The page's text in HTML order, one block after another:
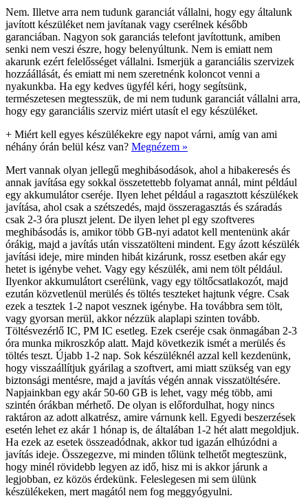
Nem. Illetve arra nem tudunk garanciát vállalni, hogy egy általunk
javított készüléket nem javítanak vagy cserélnek később
garanciában. Nagyon sok garanciás telefont javítottunk, amiben
senki nem veszi észre, hogy belenyúltunk. Nem is emiatt nem
akarunk ezért felelősséget vállalni. Ismerjük a garanciális szervizek
hozzáállását, és emiatt mi nem szeretnénk koloncot venni a
nyakunkba. Ha egy kedves ügyfél kéri, hogy segítsünk,
természetesen megtesszük, de mi nem tudunk garanciát vállalni arra,
hogy egy garanciális szerviz miért utasít el egy készüléket.
+ Miért kell egyes készülékekre egy napot várni, amíg van ami
néhány órán belül kész van? Megnézem »
Mert vannak olyan jellegű meghibásodások, ahol a hibakeresés és
annak javítása egy sokkal összetettebb folyamat annál, mint például
egy akkumulátor cseréje. Ilyen lehet például a ragasztott készülékek
javítása, ahol csak a szétszedés, majd összeragasztás és száradás
csak 2-3 óra pluszt jelent. De ilyen lehet pl egy szoftveres
meghibásodás is, amikor több GB-nyi adatot kell mentenünk akár
órákig, majd a javítás után visszatölteni mindent. Egy ázott készülék
javítási ideje, mire minden hibát kizárunk, rossz esetben akár egy
hetet is igénybe vehet. Vagy egy készülék, ami nem tölt például.
Ilyenkor akkumulátort cserélünk, vagy egy töltőcsatlakozót, majd
ezután közvetlenül merülés és töltés teszteket hajtunk végre. Csak
ezek a tesztek 1-2 napot vesznek igénybe. Ha továbbra sem tölt,
vagy gyorsan merül, akkor nézzük alaplapi szinten tovább.
Töltésvezérlő IC, PM IC esetleg. Ezek cseréje csak önmagában 2-3
óra munka mikroszkóp alatt. Majd következik ismét a merülés és
töltés teszt. Újabb 1-2 nap. Sok készüléknél azzal kell kezdenünk,
hogy visszaállítjuk gyárilag a szoftvert, ami miatt szükség van egy
biztonsági mentésre, majd a javítás végén annak visszatöltésére.
Napjainkban egy akár 50-60 GB is lehet, vagy még több, ami
szintén órákban mérhető. De olyan is előfordulhat, hogy nincs
raktáron az adott alkatrész, amire várnunk kell. Egyedi beszerzések
esetén lehet ez akár 1 hónap is, de általában 1-2 hét alatt megoldjuk.
Ha ezek az esetek összeadódnak, akkor tud igazán elhúzódni a
javítás ideje. Összegezve, mi minden tőlünk telhetőt megteszünk,
hogy minél rövidebb legyen az idő, hisz mi is akkor járunk a
legjobban, ez közös érdekünk. Feleslegesen mi sem ülünk
készülékeken, mert magától nem fog meggyógyulni.